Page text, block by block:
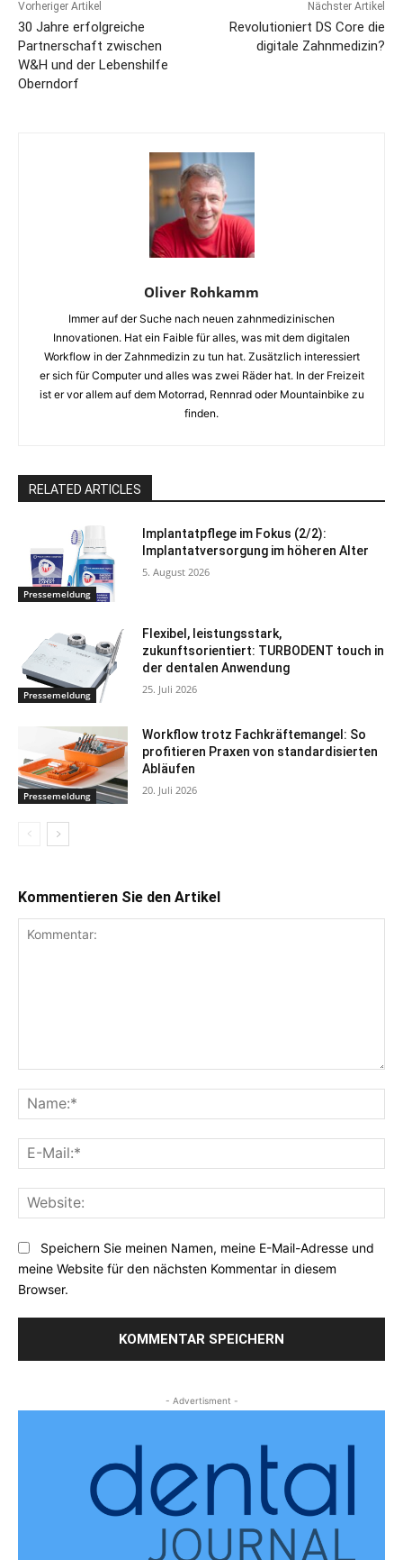
Vorheriger Artikel
30 Jahre erfolgreiche
Partnerschaft zwischen
W&H und der Lebenshilfe
Oberndorf
Nächster Artikel
Revolutioniert DS Core die
digitale Zahnmedizin?
Oliver Rohkamm
Immer auf der Suche nach neuen zahnmedizinischen
Innovationen. Hat ein Faible für alles, was mit dem digitalen
Workflow in der Zahnmedizin zu tun hat. Zusätzlich interessiert
er sich für Computer und alles was zwei Räder hat. In der Freizeit
ist er vor allem auf dem Motorrad, Rennrad oder Mountainbike zu
finden.
RELATED ARTICLES
Pressemeldung
Implantatpflege im Fokus (2/2):
Implantatversorgung im höheren Alter
5. August 2026
Pressemeldung
Flexibel, leistungsstark,
zukunftsorientiert: TURBODENT touch in
der dentalen Anwendung
25. Juli 2026
Pressemeldung
Workflow trotz Fachkräftemangel: So
profitieren Praxen von standardisierten
Abläufen
20. Juli 2026
Kommentieren Sie den Artikel
Speichern Sie meinen Namen, meine E-Mail-Adresse und
meine Website für den nächsten Kommentar in diesem
Browser.
- Advertisment -